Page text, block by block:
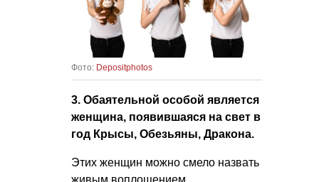
Фото: Depositphotos
3. Обаятельной особой является
женщина, появившаяся на свет в
год Крысы, Обезьяны, Дракона.
Этих женщин можно смело назвать